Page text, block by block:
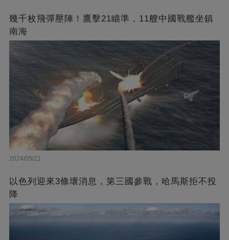
幾千枚飛彈壓陣！鷹擊21瞄準，11艘中國戰艦坐鎮
南海
2024/05/21
以色列迎來3條壞消息，第三國參戰，哈馬斯拒不投
降